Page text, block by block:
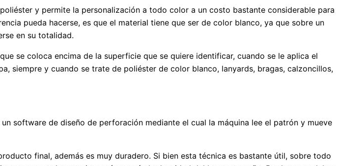
y permite la personalización a todo color a un costo bastante considerable para
pueda hacerse, es que el material tiene que ser de color blanco, ya que sobre un
en su totalidad.
se coloca encima de la superficie que se quiere identificar, cuando se le aplica el
siempre y cuando se trate de poliéster de color blanco, lanyards, bragas, calzoncillos,
software de diseño de perforación mediante el cual la máquina lee el patrón y mueve
final, además es muy duradero. Si bien esta técnica es bastante útil, sobre todo